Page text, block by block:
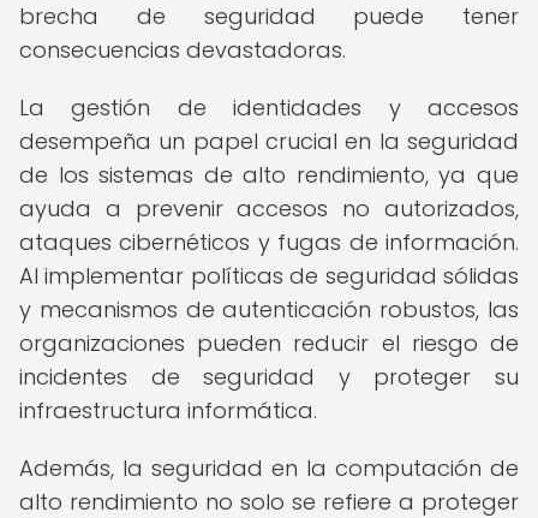
brecha de seguridad puede tener
consecuencias devastadoras.
La gestión de identidades y accesos
desempeña un papel crucial en la seguridad
de los sistemas de alto rendimiento, ya que
ayuda a prevenir accesos no autorizados,
ataques cibernéticos y fugas de información.
Al implementar políticas de seguridad sólidas
y mecanismos de autenticación robustos, las
organizaciones pueden reducir el riesgo de
incidentes de seguridad y proteger su
infraestructura informática.
Además, la seguridad en la computación de
alto rendimiento no solo se refiere a proteger